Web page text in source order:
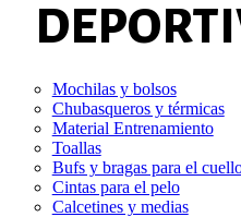
Mochilas y bolsos
Chubasqueros y térmicas
Material Entrenamiento
Toallas
Bufs y bragas para el
Cintas para el pelo
Calcetines y medias